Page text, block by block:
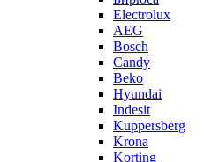
Electrolux
AEG
Bosch
Candy
Beko
Hyundai
Indesit
Kuppersberg
Krona
Korting